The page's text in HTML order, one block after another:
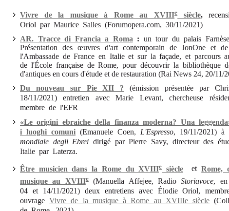
Vivre de la musique à Rome au XVIIIe siècle,
Oriol par Maurice Salles (Forumopera.com, 30/11/2021)
AR. Tracce di Francia a Roma : un tour du palais
Présentation des œuvres d'art contemporain de JonOne et
l'Ambassade de France en Italie et sur la façade, et parcours
de l'École française de Rome, pour découvrir la bibliothèque
d'antiques en cours d'étude et de restauration (Rai News 24, 20/11/
Du nouveau sur Pie XII ? (émission présentée par
18/11/2021) entretien avec Marie Levant, chercheuse
membre de l'EFR
«Le origini ebraiche della finanza moderna? Una
i luoghi comuni (Emanuele Coen, L'Espresso, 19/11/2021) à
mondiale degli Ebrei dirigé par Pierre Savy, directeur des
Italie par Laterza.
Être musicien dans la Rome du XVIIIesiècle etRome,
musique au XVIIIe (Manuella Affejee, RadioStoriavoce, en
04 et 14/11/2021) deux entretiens avec Élodie Oriol,
ouvrageVivre de la musique à Rome au XVIIIe siècle